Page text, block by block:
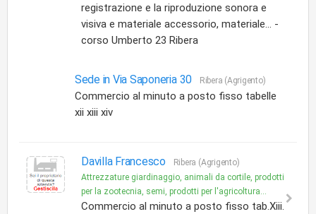
registrazione e la riproduzione sonora e
visiva e materiale accessorio, materiale... -
corso Umberto 23 Ribera
Sede in Via Saponeria 30 Ribera (Agrigento)
Commercio al minuto a posto fisso tabelle
xii xiii xiv
Davilla Francesco
Ribera (Agrigento)
Attrezzature giardinaggio, animali da cortile, prodotti
per la zootecnia, semi, prodotti per l'agricoltura...
Commercio al minuto a posto fisso tab.Xiii.